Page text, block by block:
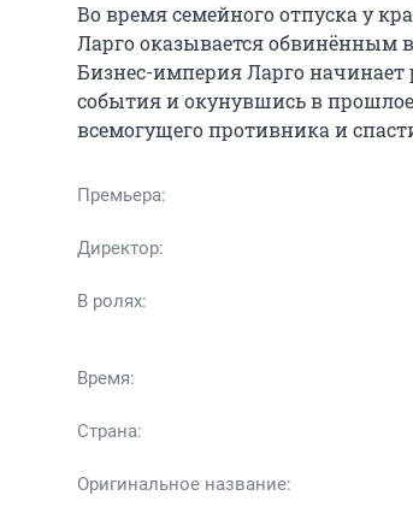
Во время семейного отпуска у
Ларго оказывается обвинённым
Бизнес-империя Ларго начинает
события и окунувшись в
всемогущего противника и
Премьера:
Директор:
В ролях:
Время:
Страна:
Оригинальное название: